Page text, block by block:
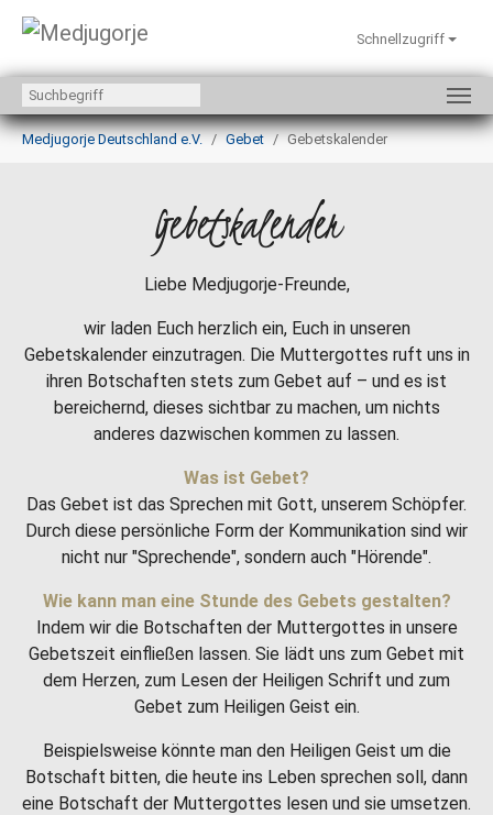
Zum Hauptinhalt springen
Schnellzugriff
Sie sind hier:
Medjugorje Deutschland e.V.
Gebet Gebetskalender
Gebetskalender
Liebe Medjugorje-Freunde,
wir laden Euch herzlich ein, Euch in unseren
Gebetskalender einzutragen. Die Muttergottes ruft uns in
ihren Botschaften stets zum Gebet auf – und es ist
bereichernd, dieses sichtbar zu machen, um nichts
anderes dazwischen kommen zu lassen.
Was ist Gebet?
Das Gebet ist das Sprechen mit Gott, unserem Schöpfer.
Durch diese persönliche Form der Kommunikation sind wir
nicht nur "Sprechende", sondern auch "Hörende".
Wie kann man eine Stunde des Gebets gestalten?
Indem wir die Botschaften der Muttergottes in unsere
Gebetszeit einfließen lassen. Sie lädt uns zum Gebet mit
dem Herzen, zum Lesen der Heiligen Schrift und zum
Gebet zum Heiligen Geist ein.
Beispielsweise könnte man den Heiligen Geist um die
Botschaft bitten, die heute ins Leben sprechen soll, dann
eine Botschaft der Muttergottes lesen und sie umsetzen.